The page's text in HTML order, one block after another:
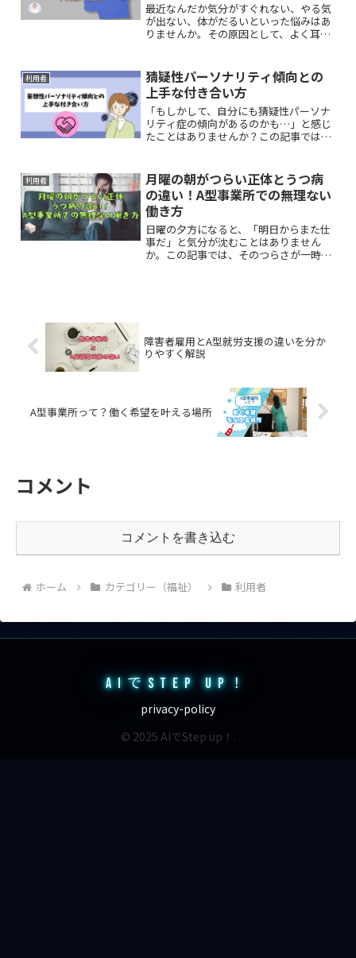
最近なんだか気分がすぐれない、やる気
が出ない、体がだるいといった悩みはあ
りませんか。その原因として、よく耳に
と体の調子を整えるこの二つについて解
説します。
利用者
猜疑性パーソナリティ傾向との
上手な付き合い方
「もしかして、自分にも猜疑性パーソナ
リティ症の傾向があるのかも…」と感じ
たことはありませんか？この記事では、
ごすためのヒントをお伝えします。
利用者
月曜の朝がつらい正体とうつ病
の違い！A型事業所での無理ない
働き方
日曜の夕方になると、「明日からまた仕
事だ」と気分が沈むことはありません
か。この記事では、そのつらさが一時的
障害者雇用とA型就労支援の違いを分か
りやすく解説
A型事業所って？働く希望を叶える場所
コメント
コメントを書き込む
ホーム カテゴリー（福祉） 利用者
AIでSTEP UP！
privacy-policy
© 2025 AIでStep up！.